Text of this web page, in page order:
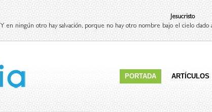
Jesucristo
Y en ningún otro hay salvación, porque no hay otro nombre bajo el cielo dado
PORTADA ARTÍCULOS